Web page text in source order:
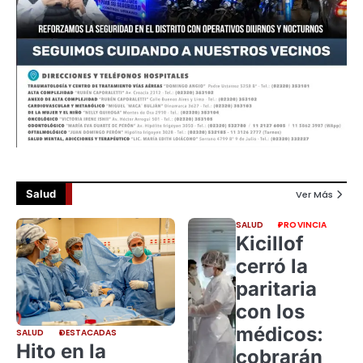
Salud Ver Más
SALUD DESTACADAS
Hito en la
SALUD PROVINCIA
Kicillof
cerró la
paritaria
con los
médicos:
cobrarán